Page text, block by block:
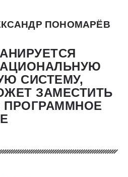
ПОНОМАРЁВ
СИСТЕМУ,
ЗАМЕСТИТЬ
ПРОГРАММНОЕ